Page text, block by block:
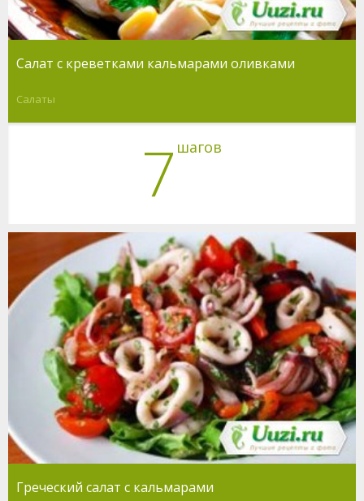
Салат с креветками кальмарами оливками
Салаты
7 шагов
Греческий салат с кальмарами